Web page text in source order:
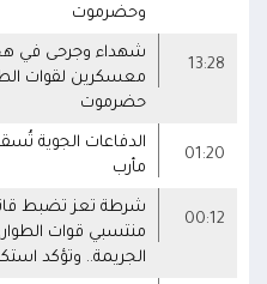
وحضرموت
13:28
شهداء وجرحى في
معسكرين لقوات
حضرموت
01:20
الدفاعات الجوية
مأرب
00:12
شرطة تعز تضبط
منتسبي قوات
الجريمة.. وتؤكد